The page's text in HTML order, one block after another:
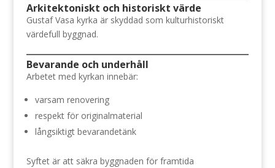
Arkitektoniskt och historiskt värde
Gustaf Vasa kyrka är skyddad som kulturhistoriskt
värdefull byggnad.
Bevarande och underhåll
Arbetet med kyrkan innebär:
varsam renovering
respekt för originalmaterial
långsiktigt bevarandetänk
Syftet är att säkra byggnaden för framtida